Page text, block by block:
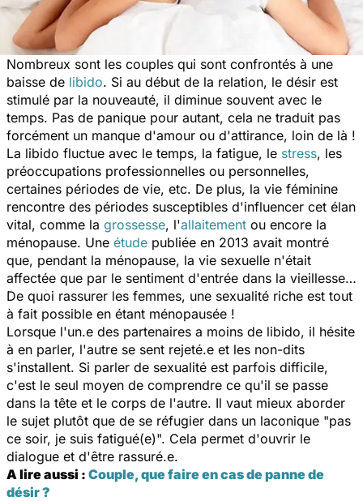
Nombreux sont les couples qui sont confrontés à une
baisse de libido. Si au début de la relation, le désir est
stimulé par la nouveauté, il diminue souvent avec le
temps. Pas de panique pour autant, cela ne traduit pas
forcément un manque d'amour ou d'attirance, loin de là !
La libido fluctue avec le temps, la fatigue, le stress, les
préoccupations professionnelles ou personnelles,
certaines périodes de vie, etc. De plus, la vie féminine
rencontre des périodes susceptibles d'influencer cet élan
vital, comme la grossesse, l'allaitement ou encore la
ménopause. Une étude publiée en 2013 avait montré
que, pendant la ménopause, la vie sexuelle n'était
affectée que par le sentiment d'entrée dans la vieillesse…
De quoi rassurer les femmes, une sexualité riche est tout
à fait possible en étant ménopausée !
Lorsque l'un.e des partenaires a moins de libido, il hésite
à en parler, l'autre se sent rejeté.e et les non-dits
s'installent. Si parler de sexualité est parfois difficile,
c'est le seul moyen de comprendre ce qu'il se passe
dans la tête et le corps de l'autre. Il vaut mieux aborder
le sujet plutôt que de se réfugier dans un laconique "pas
ce soir, je suis fatigué(e)". Cela permet d'ouvrir le
dialogue et d'être rassuré.e.
A lire aussi : Couple, que faire en cas de panne de
désir ?